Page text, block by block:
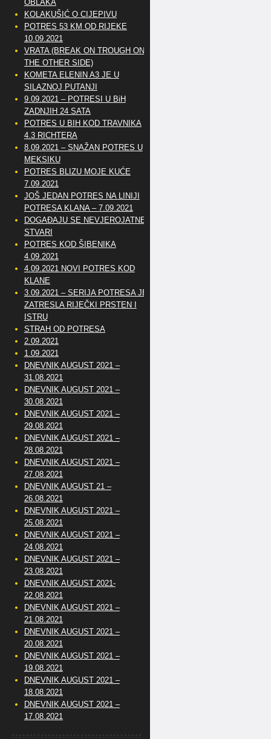
OBLAKA
KOLAKUŠIĆ O CIJEPIVU
POTRES 53 KM OD RIJEKE
10.09.2021
VRATA (BREAK ON TROUGH ON
THE OTHER SIDE)
KOMETA ELENIN A3 JE U
SILAZNOJ PUTANJI
9.09.2021 – POTRESI U BiH
ZADNJIH 24 SATA
POTRES U BIH KOD TRAVNIKA
4.3 RICHTERA
8.09.2021 – SNAŽAN POTRES U
MEKSIKU
POTRES BLIZU MOJE KUĆE
7.09.2021
JOŠ JEDAN POTRES NA LINIJI
POTRESA KLANA – 7.09.2021
DOGAĐAJU SE NEVJEROJATNE
STVARI
POTRES KOD ŠIBENIKA
4.09.2021
4.09.2021 NOVI POTRES KOD
KLANE
3.09.2021 – SERIJA POTRESA JE
ZATRESLA RIJEČKI PRSTEN I
ISTRU
STRAH OD POTRESA
2.09.2021
1.09.2021
DNEVNIK AUGUST 2021 –
31.08.2021
DNEVNIK AUGUST 2021 –
30.08.2021
DNEVNIK AUGUST 2021 –
29.08.2021
DNEVNIK AUGUST 2021 –
28.08.2021
DNEVNIK AUGUST 2021 –
27.08.2021
DNEVNIK AUGUST 21 –
26.08.2021
DNEVNIK AUGUST 2021 –
25.08.2021
DNEVNIK AUGUST 2021 –
24.08.2021
DNEVNIK AUGUST 2021 –
23.08.2021
DNEVNIK AUGUST 2021-
22.08.2021
DNEVNIK AUGUST 2021 –
21.08.2021
DNEVNIK AUGUST 2021 –
20.08.2021
DNEVNIK AUGUST 2021 –
19.08.2021
DNEVNIK AUGUST 2021 –
18.08.2021
DNEVNIK AUGUST 2021 –
17.08.2021